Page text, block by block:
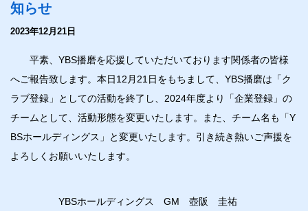
知らせ
2023年12月21日
平素、YBS播磨を応援していただいております関係者の皆様
へご報告致します。本日12月21日をもちまして、YBS播磨は「ク
ラブ登録」としての活動を終了し、2024年度より「企業登録」の
チームとして、活動形態を変更いたします。また、チーム名も「Y
BSホールディングス」と変更いたします。引き続き熱いご声援を
よろしくお願いいたします。
YBSホールディングス GM 壺阪 圭祐